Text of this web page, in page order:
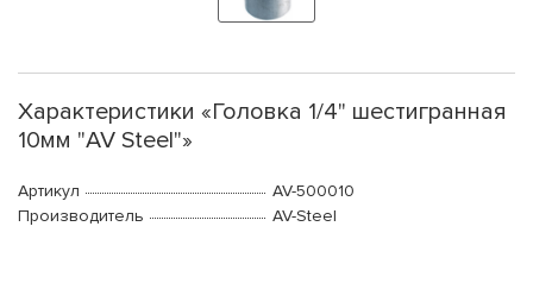
Характеристики «Головка 1/4" шестигранная
10мм "AV Steel"»
Артикул
AV-500010
Производитель
AV-Steel